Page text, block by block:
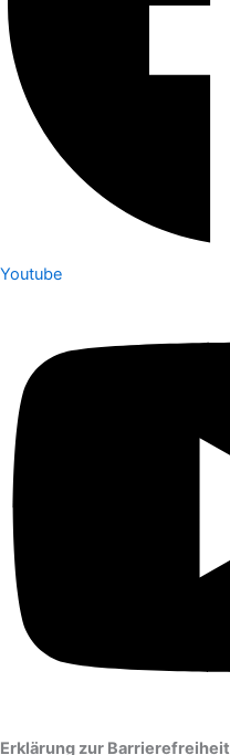
Youtube
Erklärung zur Barrierefreiheit